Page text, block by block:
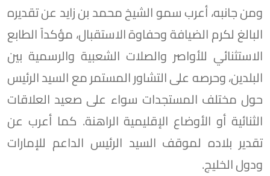
ومن جانبه، أعرب سمو الشيخ محمد بن زايد عن تقديره
البالغ لكرم الضيافة وحفاوة الاستقبال، مؤكداً الطابع
الاستثنائي للأواصر والصلات الشعبية والرسمية بين
البلدين، وحرصه على التشاور المستمر مع السيد الرئيس
حول مختلف المستجدات سواء على صعيد العلاقات
الثنائية أو الأوضاع الإقليمية الراهنة. كما أعرب عن
تقدير بلاده لموقف السيد الرئيس الداعم للإمارات
ودول الخليج.